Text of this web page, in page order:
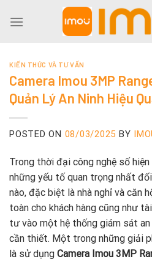
KIẾN THỨC VÀ TƯ VẤN
Camera Imou 3MP
Quản Lý An Ninh Hiệu
POSTED ON 08/03/2025 BY
Trong thời đại công nghệ số
những yếu tố quan trọng nhất
nào, đặc biệt là nhà nghỉ và căn
toàn cho khách hàng cũng như
tư vào một hệ thống giám sát an
cần thiết. Một trong những giải
là sử dụng Camera Imou 3MP